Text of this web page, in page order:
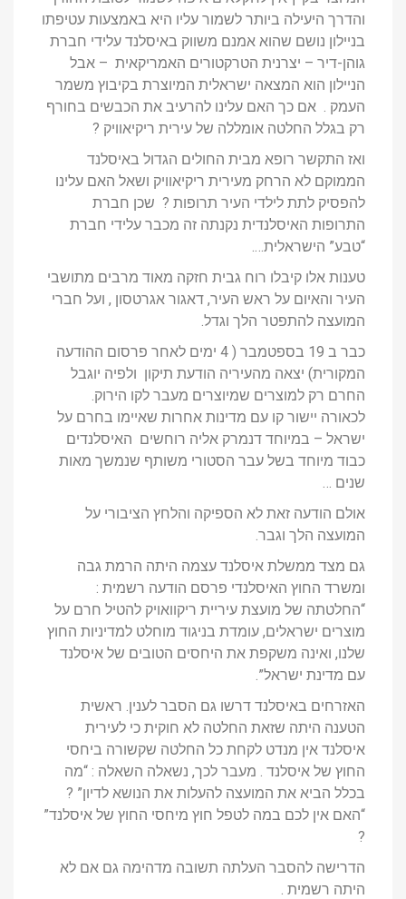
והדרך היעילה ביותר לשמור עליו היא באמצעות עטיפתו
בניילון נושם שהוא אמנם משווק באיסלנד עלידי חברת
גוהן-דיר – יצרנית הטרקטורים האמריקאית – אבל
הניילון הוא המצאה ישראלית המיוצרת בקיבוץ משמר
העמק . אם כך האם עלינו להרעיב את הכבשים בחורף
רק בגלל החלטה אומללה של עירית ריקיאוויק ?
ואז התקשר רופא מבית החולים הגדול באיסלנד
הממוקם לא הרחק מעירית ריקיאוויק ושאל האם עלינו
להפסיק לתת לילדי העיר תרופות ? שכן חברת
התרופות האיסלנדית נקנתה זה מכבר עלידי חברת
“טבע” הישראלית….
טענות אלו קיבלו רוח גבית חזקה מאוד מרבים מתושבי
העיר והאיום על ראש העיר, דאגור אגרטסון , ועל חברי
המועצה להתפטר הלך וגדל.
כבר ב 19 בספטמבר ( 4 ימים לאחר פרסום ההודעה
המקורית) יצאה מהעיריה הודעת תיקון ולפיה יוגבל
החרם רק למוצרים שמיוצרים מעבר לקו הירוק.
לכאורה יישור קו עם מדינות אחרות שאיימו בחרם על
ישראל – במיוחד דנמרק אליה רוחשים האיסלנדים
כבוד מיוחד בשל עבר הסטורי משותף שנמשך מאות
שנים …
אולם הודעה זאת לא הספיקה והלחץ הציבורי על
המועצה הלך וגבר.
גם מצד ממשלת איסלנד עצמה היתה הרמת גבה
ומשרד החוץ האיסלנדי פרסם הודעה רשמית :
“החלטתה של מועצת עיריית ריקוואויק להטיל חרם על
מוצרים ישראלים, עומדת בניגוד מוחלט למדיניות החוץ
שלנו, ואינה משקפת את היחסים הטובים של איסלנד
עם מדינת ישראל”.
האזרחים באיסלנד דרשו גם הסבר לענין. ראשית
הטענה היתה שזאת החלטה לא חוקית כי לעירית
איסלנד אין מנדט לקחת כל החלטה שקשורה ביחסי
החוץ של איסלנד . מעבר לכך, נשאלה השאלה : “מה
בכלל הביא את המועצה להעלות את הנושא לדיון” ?
“האם אין לכם במה לטפל חוץ מיחסי החוץ של איסלנד”
?
הדרישה להסבר העלתה תשובה מדהימה גם אם לא
היתה רשמית .